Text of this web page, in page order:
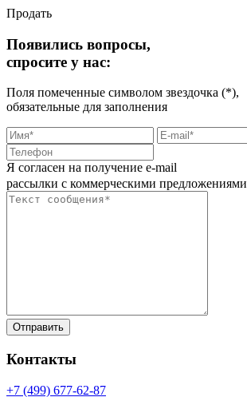
Продать
Появились вопросы,
спросите у нас:
Поля помеченные символом звездочка (*),
обязательные для заполнения
Я согласен на получение e-mail
рассылки с коммерческими предложениями
Контакты
+7 (499) 677-62-87